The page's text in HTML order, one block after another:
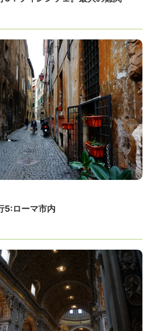
5:ローマ市内